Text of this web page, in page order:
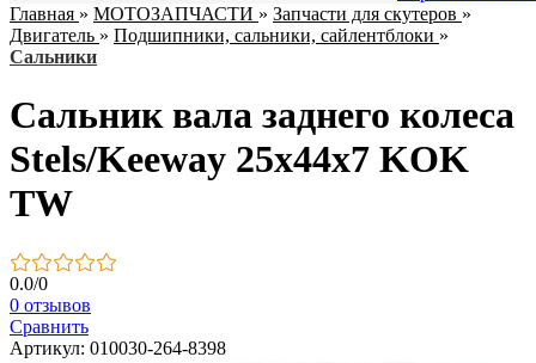
Главная » МОТОЗАПЧАСТИ » Запчасти для скутеров »
Двигатель » Подшипники, сальники, сайлентблоки »
Сальники
Сальник вала заднего колеса
Stels/Keeway 25x44x7 KOK
TW
0.0/0
0 отзывов
Сравнить
Артикул: 010030-264-8398